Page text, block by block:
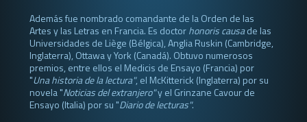
Además fue nombrado comandante de la Orden de las
Artes y las Letras en Francia. Es doctorhonoris causade las
Universidades de Liège (Bélgica), Anglia Ruskin (Cambridge,
Inglaterra), Ottawa y York (Canadá). Obtuvo numerosos
premios, entre ellos el Medicis de Ensayo (Francia) por
"Una historia de la lectura", el McKitterick (Inglaterra) por su
novela "Noticias del extranjero"y el Grinzane Cavour de
Ensayo (Italia) por su "Diario de lecturas".